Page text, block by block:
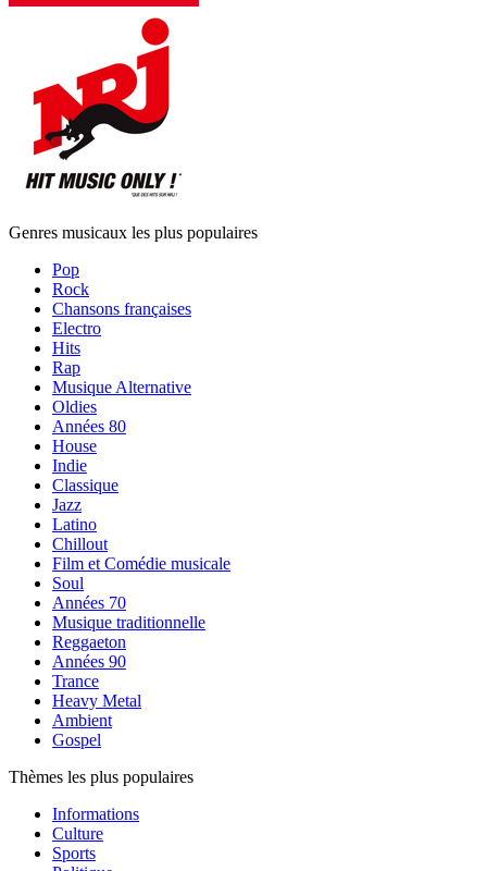
Genres musicaux les plus populaires
Pop
Rock
Chansons françaises
Electro
Hits
Rap
Musique Alternative
Oldies
Années 80
House
Indie
Classique
Jazz
Latino
Chillout
Film et Comédie musicale
Soul
Années 70
Musique traditionnelle
Reggaeton
Années 90
Trance
Heavy Metal
Ambient
Gospel
Thèmes les plus populaires
Informations
Culture
Sports